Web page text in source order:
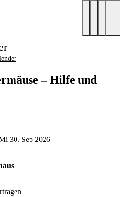
– Hilfe und
30. Sep 2026